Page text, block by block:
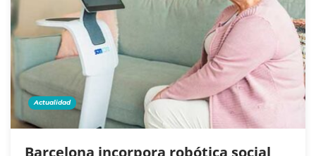
Actualidad
Barcelona incorpora robótica social